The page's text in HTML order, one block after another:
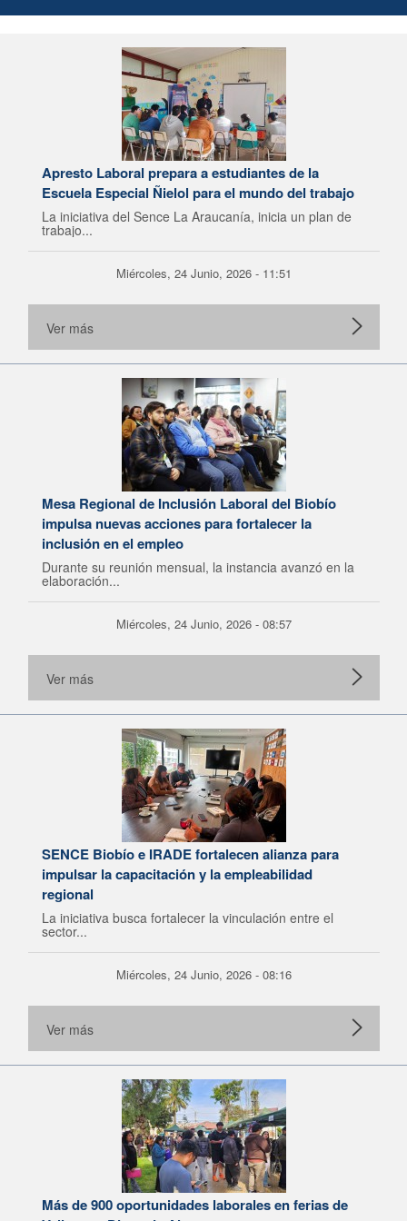
Apresto Laboral prepara a estudiantes de la
Escuela Especial Ñielol para el mundo del trabajo
La iniciativa del Sence La Araucanía, inicia un plan de
trabajo...
Miércoles, 24 Junio, 2026 - 11:51
Ver más
Mesa Regional de Inclusión Laboral del Biobío
impulsa nuevas acciones para fortalecer la
inclusión en el empleo
Durante su reunión mensual, la instancia avanzó en la
elaboración...
Miércoles, 24 Junio, 2026 - 08:57
Ver más
SENCE Biobío e IRADE fortalecen alianza para
impulsar la capacitación y la empleabilidad
regional
La iniciativa busca fortalecer la vinculación entre el
sector...
Miércoles, 24 Junio, 2026 - 08:16
Ver más
Más de 900 oportunidades laborales en ferias de